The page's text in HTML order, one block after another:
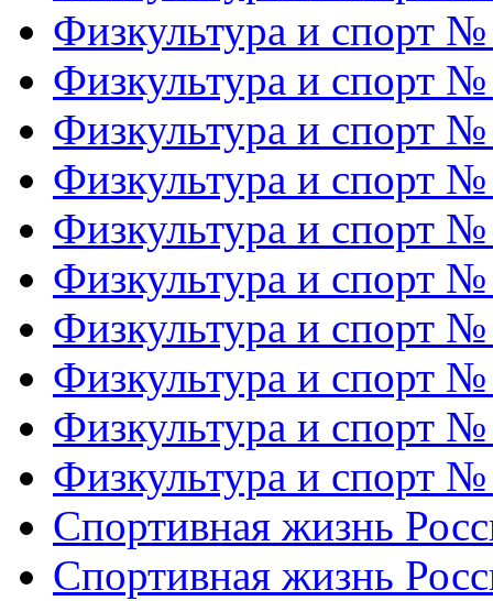
Физкультура и спорт
Физкультура и спорт
Физкультура и спорт
Физкультура и спорт
Физкультура и спорт
Физкультура и спорт
Физкультура и спорт
Физкультура и спорт
Физкультура и спорт
Физкультура и спорт
Спортивная жизнь
Спортивная жизнь